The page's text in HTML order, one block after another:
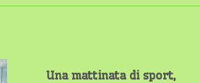
Una mattinata di sport,